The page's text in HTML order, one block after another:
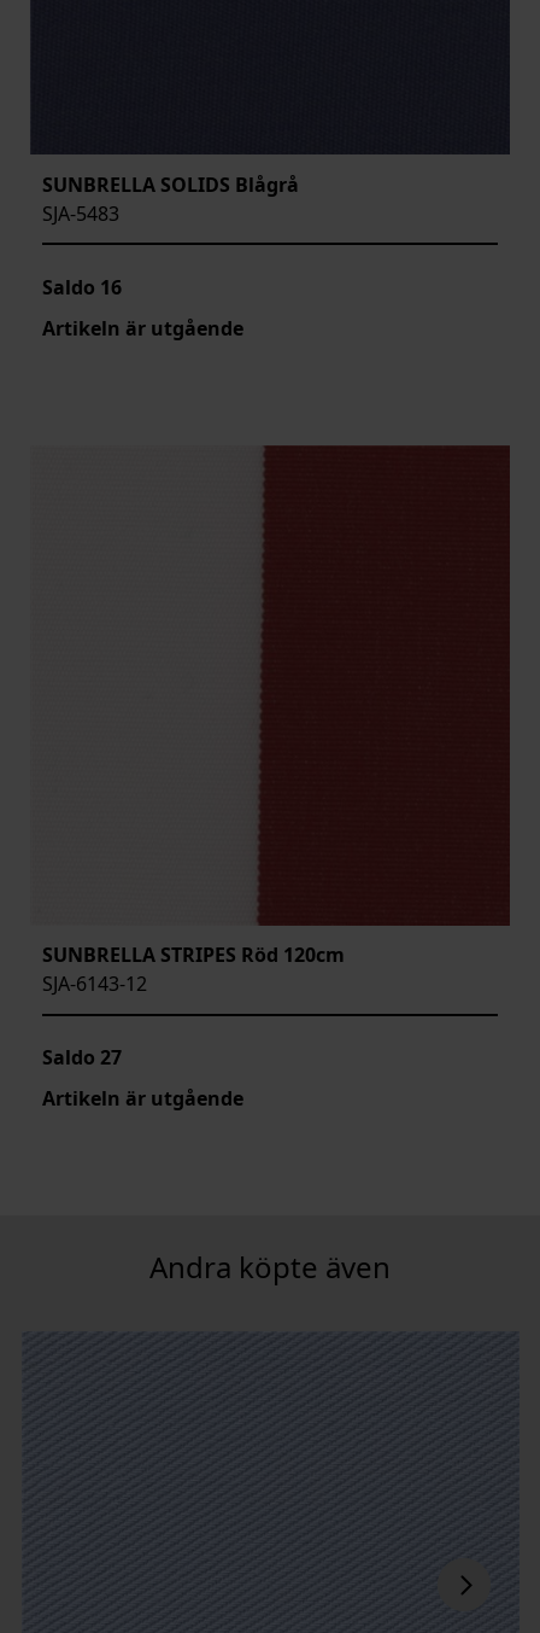
SUNBRELLA SOLIDS Blågrå
SJA-5483
Saldo 16
Artikeln är utgående
SUNBRELLA STRIPES Röd 120cm
SJA-6143-12
Saldo 27
Artikeln är utgående